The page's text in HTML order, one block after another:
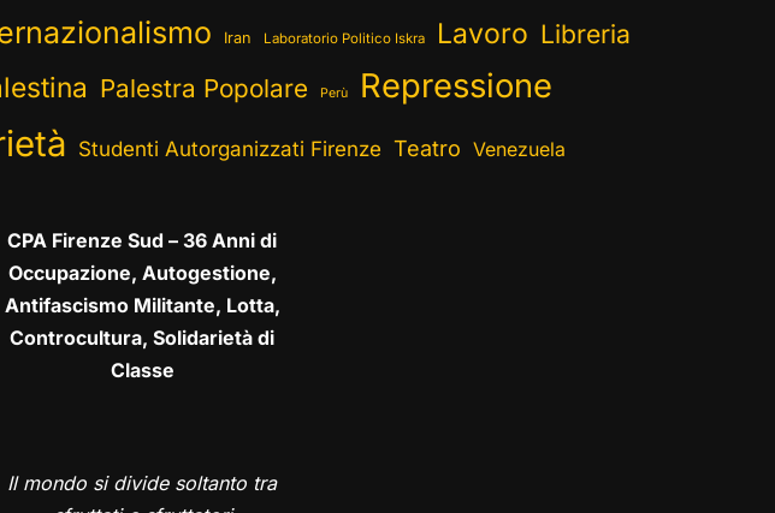
Iran Laboratorio Politico Iskra Lavoro Libreria
Palestra Popolare Perù Repressione
Studenti Autorganizzati Firenze Teatro Venezuela
CPA Firenze Sud – 36 Anni di
Occupazione, Autogestione,
Antifascismo Militante, Lotta,
Controcultura, Solidarietà di
Classe
Il mondo si divide soltanto tra